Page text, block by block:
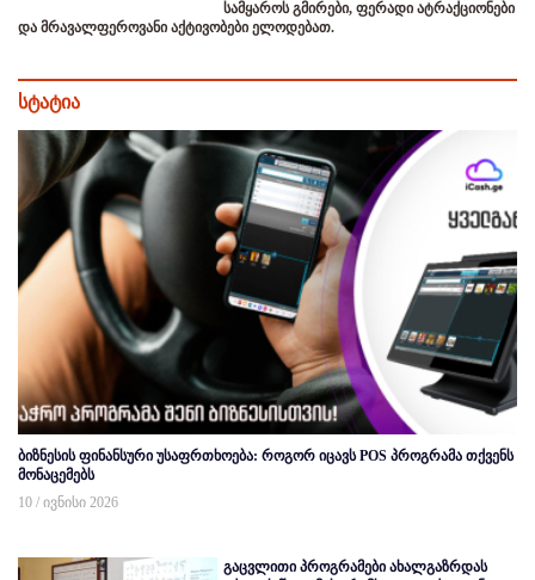
სამყაროს გმირები, ფერადი ატრაქციონები
და მრავალფეროვანი აქტივობები ელოდებათ.
სტატია
ბიზნესის ფინანსური უსაფრთხოება: როგორ იცავს POS პროგრამა თქვენს
მონაცემებს
10 / ივნისი 2026
გაცვლითი პროგრამები ახალგაზრდას